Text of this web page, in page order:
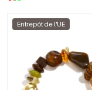
Entrepôt de l'UE